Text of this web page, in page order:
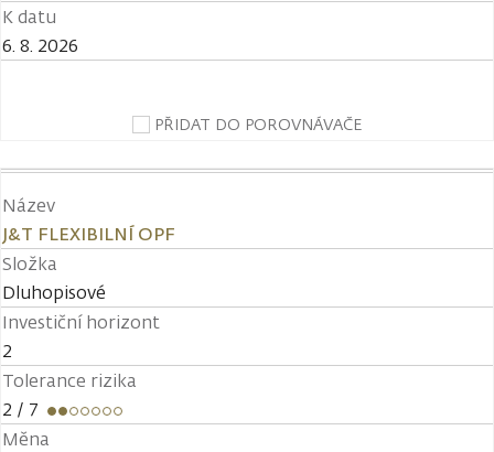
K datu
6. 8. 2026
PŘIDAT DO POROVNÁVAČE
Název
J&T FLEXIBILNÍ OPF
Složka
Dluhopisové
Investiční horizont
2
Tolerance rizika
2 / 7
Měna